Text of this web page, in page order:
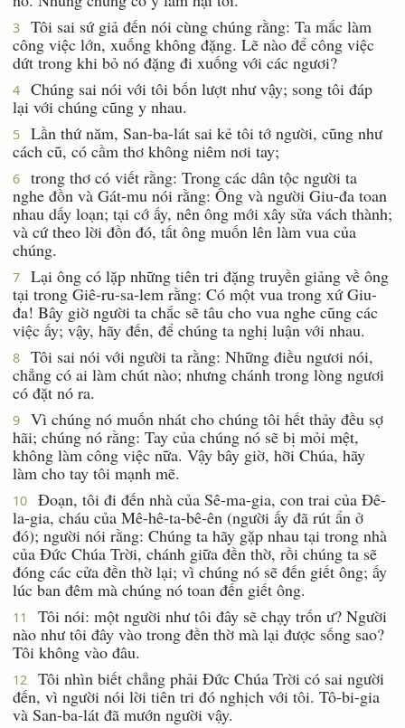
3
Tôi sai sứ giả đến nói cùng chúng rằng: Ta mắc làm
công việc lớn, xuống không đặng. Lẽ nào để công việc
dứt trong khi bỏ nó đặng đi xuống với các ngươi?
4
Chúng sai nói với tôi bốn lượt như vậy; song tôi đáp
lại với chúng cũng y nhau.
5
Lần thứ năm, San-ba-lát sai kẻ tôi tớ người, cũng như
cách cũ, có cầm thơ không niêm nơi tay;
6
trong thơ có viết rằng: Trong các dân tộc người ta
nghe đồn và Gát-mu nói rằng: Ông và người Giu-đa toan
nhau dấy loạn; tại cớ ấy, nên ông mới xây sửa vách thành;
và cứ theo lời đồn đó, tất ông muốn lên làm vua của
chúng.
7
Lại ông có lặp những tiên tri đặng truyền giảng về ông
tại trong Giê-ru-sa-lem rằng: Có một vua trong xứ Giu-
đa! Bây giờ người ta chắc sẽ tâu cho vua nghe cũng các
việc ấy; vậy, hãy đến, để chúng ta nghị luận với nhau.
8
Tôi sai nói với người ta rằng: Những điều ngươi nói,
chẳng có ai làm chút nào; nhưng chánh trong lòng ngươi
có đặt nó ra.
9
Vì chúng nó muốn nhát cho chúng tôi hết thảy đều sợ
hãi; chúng nó rằng: Tay của chúng nó sẽ bị mỏi mệt,
không làm công việc nữa. Vậy bây giờ, hỡi Chúa, hãy
làm cho tay tôi mạnh mẽ.
10
Ðoạn, tôi đi đến nhà của Sê-ma-gia, con trai của Ðê-
la-gia, cháu của Mê-hê-ta-bê-ên (người ấy đã rút ẩn ở
đó); người nói rằng: Chúng ta hãy gặp nhau tại trong nhà
của Ðức Chúa Trời, chánh giữa đền thờ, rồi chúng ta sẽ
đóng các cửa đền thờ lại; vì chúng nó sẽ đến giết ông; ấy
lúc ban đêm mà chúng nó toan đến giết ông.
11
Tôi nói: một người như tôi đây sẽ chạy trốn ư? Người
nào như tôi đây vào trong đền thờ mà lại được sống sao?
Tôi không vào đâu.
12
Tôi nhìn biết chẳng phải Ðức Chúa Trời có sai người
đến, vì người nói lời tiên tri đó nghịch với tôi. Tô-bi-gia
và San-ba-lát đã mướn người vậy.